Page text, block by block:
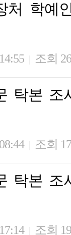
처 학예
조회
탁본 조
조회
탁본 조
조회